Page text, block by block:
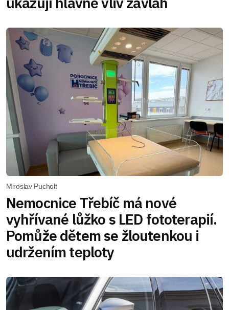
Miroslav Pucholt
Nemocnice Třebíč má nové
vyhřívané lůžko s LED fototerapií.
Pomůže dětem se žloutenkou i
udržením teploty